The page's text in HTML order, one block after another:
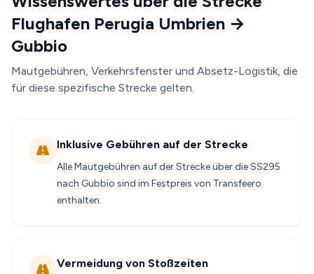
Flughafen Perugia Umbrien →
Gubbio
Mautgebühren, Verkehrsfenster und Absetz-Logistik, die
für diese spezifische Strecke gelten.
Inklusive Gebühren auf der Strecke
Alle Mautgebühren auf der Strecke über die SS295
nach Gubbio sind im Festpreis von Transfeero
enthalten.
Vermeidung von Stoßzeiten